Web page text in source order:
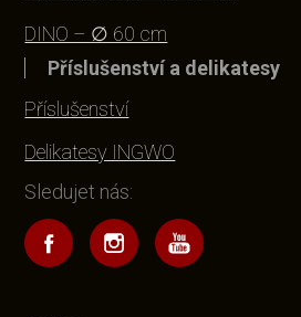
DINO – ∅ 60 cm
Příslušenství a delikatesy
Příslušenství
Delikatesy INGWO
Sledujet nás: